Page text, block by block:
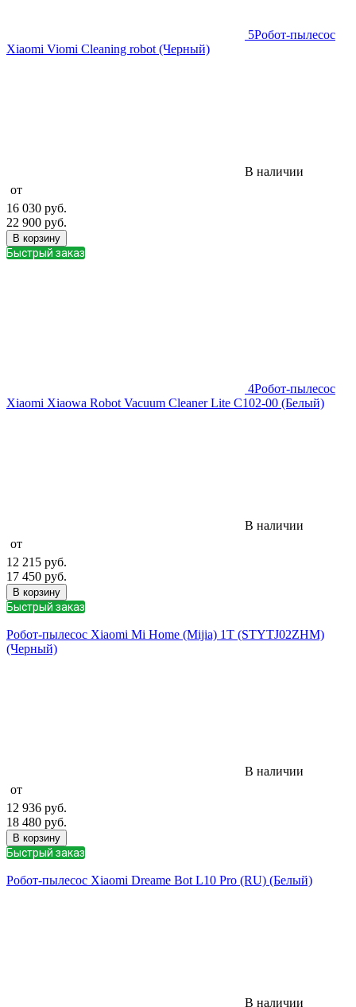
5Робот-пылесос
Xiaomi Viomi Cleaning robot (Черный)
В наличии
от
16 030 руб.
22 900 руб.
В корзину
Быстрый заказ
4Робот-пылесос
Xiaomi Xiaowa Robot Vacuum Cleaner Lite C102-00 (Белый)
В наличии
от
12 215 руб.
17 450 руб.
В корзину
Быстрый заказ
Робот-пылесос Xiaomi Mi Home (Mijia) 1T (STYTJ02ZHM)
(Черный)
В наличии
от
12 936 руб.
18 480 руб.
В корзину
Быстрый заказ
Робот-пылесос Xiaomi Dreame Bot L10 Pro (RU) (Белый)
В наличии